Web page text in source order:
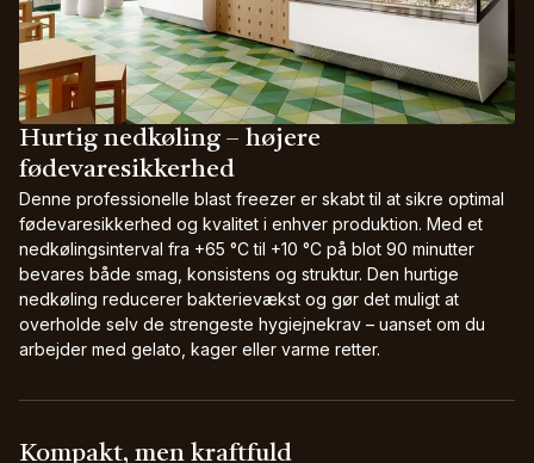
Hurtig nedkøling – højere
fødevaresikkerhed
Denne professionelle blast freezer er skabt til at sikre optimal
fødevaresikkerhed og kvalitet i enhver produktion. Med et
nedkølingsinterval fra +65 °C til +10 °C på blot 90 minutter
bevares både smag, konsistens og struktur. Den hurtige
nedkøling reducerer bakterievækst og gør det muligt at
overholde selv de strengeste hygiejnekrav – uanset om du
arbejder med gelato, kager eller varme retter.
Kompakt, men kraftfuld